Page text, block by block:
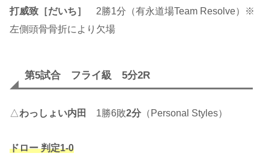
打威致［だいち］
2勝1分（有永道場Team Resolve）※
左側頭骨骨折により欠場
第5試合 フライ級 5分2R
△わっしょい内田 1勝6敗2分 （Personal Styles）
ドロー 判定1-0